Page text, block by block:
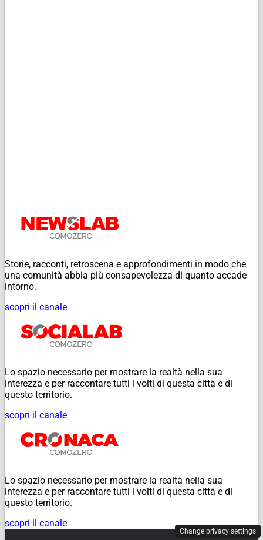
Storie, racconti, retroscena e approfondimenti in modo che
una comunità abbia più consapevolezza di quanto accade
intorno.
scopri il canale
Lo spazio necessario per mostrare la realtà nella sua
interezza e per raccontare tutti i volti di questa città e di
questo territorio.
scopri il canale
Lo spazio necessario per mostrare la realtà nella sua
interezza e per raccontare tutti i volti di questa città e di
questo territorio.
scopri il canale
Change privacy settings